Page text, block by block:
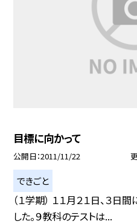
目標に向かって
公開日 2011/11/22
できごと
（１学期） １１月２１日、３
した。９教科のテストは...